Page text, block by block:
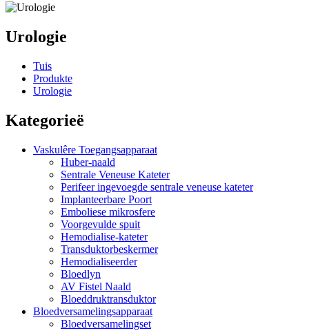
Urologie
Tuis
Produkte
Urologie
Kategorieë
Vaskulêre Toegangsapparaat
Huber-naald
Sentrale Veneuse Kateter
Perifeer ingevoegde sentrale veneuse kateter
Implanteerbare Poort
Emboliese mikrosfere
Voorgevulde spuit
Hemodialise-kateter
Transduktorbeskermer
Hemodialiseerder
Bloedlyn
AV Fistel Naald
Bloeddruktransduktor
Bloedversamelingsapparaat
Bloedversamelingset